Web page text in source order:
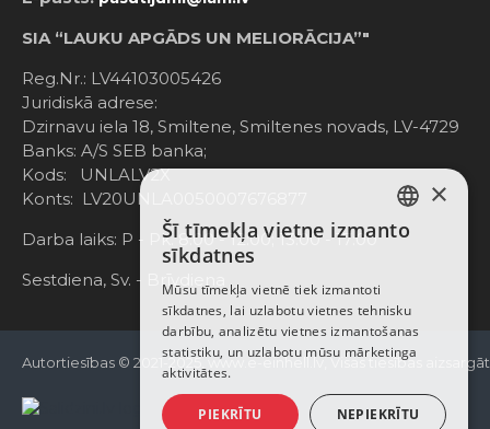
SIA “LAUKU APGĀDS UN MELIORĀCIJA”"
Reg.Nr.: LV44103005426
Juridiskā adrese:
Dzirnavu iela 18, Smiltene, Smiltenes novads, LV-4729
Banks: A/S SEB banka;
Kods: UNLALV2X
Konts: LV20UNLA0050007676877
Darba laiks: P - Pk. 8:00 - 12:00; 13:00 - 17:00
Sestdiena, Sv. - Brīvdiena
Autortiesības © 2021-2025, www.e-einhell.lv, Visas tiesības
LATVIAN
ENGLISH
×
Šī tīmekļa vietne izmanto
sīkdatnes
Mūsu tīmekļa vietnē tiek izmantoti
sīkdatnes, lai uzlabotu vietnes tehnisku
darbību, analizētu vietnes izmantošanas
statistiku, un uzlabotu mūsu mārketinga
aktivitātes.
PIEKRĪTU NEPIEKRĪTU